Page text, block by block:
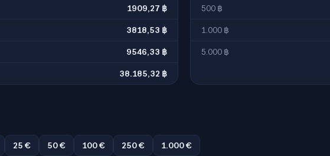
1909,27 ฿
3818,53 ฿
9546,33 ฿
38.185,32 ฿
500 ฿
1.000 ฿
5.000 ฿
25 € 50 € 100 € 250 € 1.000 €